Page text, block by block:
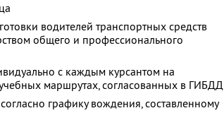
водителей транспортных средств
общего и профессионального
с каждым курсантом на
маршрутах, согласованных в ГИБДД
графику вождения, составленному